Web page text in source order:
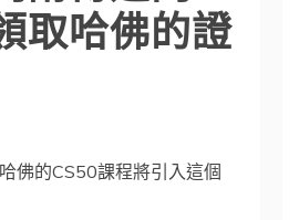
取哈佛的證
佛的CS50課程將引入這個